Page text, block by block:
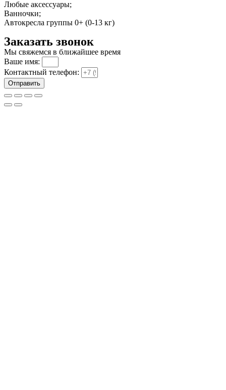
Любые аксессуары;
Ванночки;
Автокресла группы 0+ (0-13 кг)
Заказать звонок
Мы свяжемся в ближайшее время
Ваше имя:
Контактный телефон:
Отправить